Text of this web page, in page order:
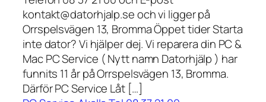
kontakt@datorhjalp.se och vi ligger på
Orrspelsvägen 13, Bromma Öppet tider Starta
inte dator? Vi hjälper dej. Vi reparera din PC &
Mac PC Service ( Nytt namn Datorhjälp ) har
funnits 11 år på Orrspelsvägen 13, Bromma.
Därför PC Service Låt […]